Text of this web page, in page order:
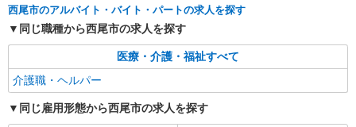
西尾市
キープ 詳細を見る
派遣社員
株式会社kotrio /●NG-H-2159136
西尾市のアルバイト・バイト・パートの求人を探す
同じ職種から西尾市の求人を探す
医療・介護・福祉すべて
介護職・ヘルパー
同じ雇用形態から西尾市の求人を探す